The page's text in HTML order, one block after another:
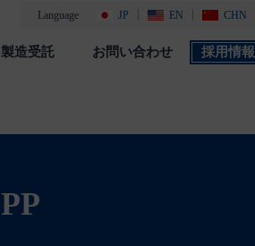
Language JP EN CHN
製造受託 お問い合わせ 採用情報